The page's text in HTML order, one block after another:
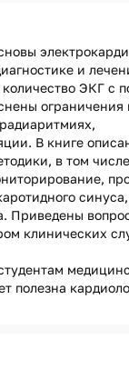
и
ЭКГ с
ограничения
В книге
в том
Приведены
клинических
полезна